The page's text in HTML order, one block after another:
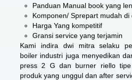
Panduan Manual book yang
Komponen/ Sprepart mudah di
Harga Yang kompetitif
Gransi service yang terjamin
Kami indira dwi mitra selaku
boiler industri juga menyedikan
press 2 G dan burner riello
produk yang unggul dan after